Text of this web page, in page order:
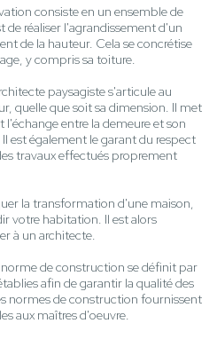
consiste en un ensemble de
réaliser l'agrandissement d'un
de la hauteur. Cela se concrétise
y compris sa toiture.
paysagiste s'articule au
quelle que soit sa dimension. Il met
l'échange entre la demeure et son
est également le garant du respect
travaux effectués proprement
la transformation d'une maison,
votre habitation. Il est alors
à un architecte.
norme de construction se définit par
afin de garantir la qualité des
normes de construction fournissent
aux maîtres d'oeuvre.